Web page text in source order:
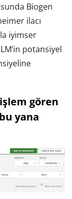
Biogen
ilacı
iyimser
potansiyel
işlem gören
yana